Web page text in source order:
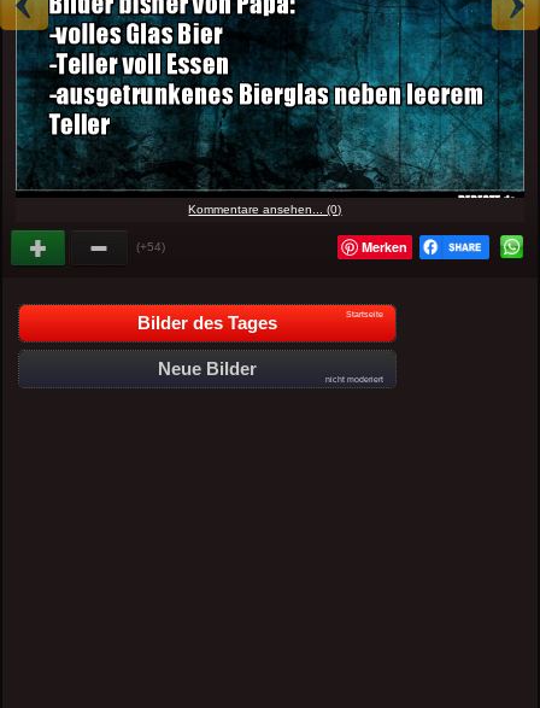
Kommentare ansehen... (0)
(+54) Merken
Bilder des Tages Startseite
Neue Bilder
nicht moderiert